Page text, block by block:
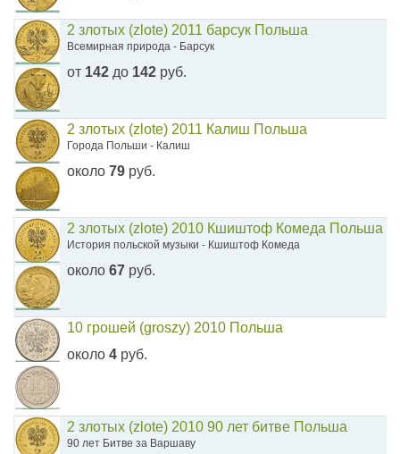
2 злотых (zlote) 2011 барсук Польша
Всемирная природа - Барсук
от 142 до 142 руб.
2 злотых (zlote) 2011 Калиш Польша
Города Польши - Калиш
около 79 руб.
2 злотых (zlote) 2010 Кшиштоф Комеда Польша
История польской музыки - Кшиштоф Комеда
около 67 руб.
10 грошей (groszy) 2010 Польша
около 4 руб.
2 злотых (zlote) 2010 90 лет битве Польша
90 лет Битве за Варшаву